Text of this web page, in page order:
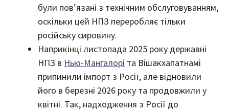
були пов’язані з технічним обслуговуванням,
оскільки цей НПЗ переробляє тільки
російську сировину.
Наприкінці листопада 2025 року державні
НПЗ в Нью-Мангалорі та Вішакхапатнамі
припинили імпорт з Росії, але відновили
його в березні 2026 року та продовжили у
квітні. Так, надходження з Росії до